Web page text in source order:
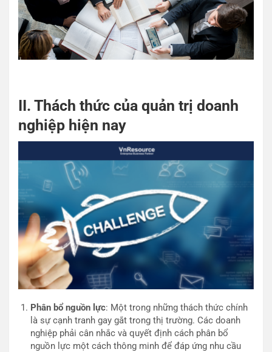
II. Thách thức của quản trị doanh
nghiệp hiện nay
Phân bổ nguồn lực: Một trong những thách thức chính
là sự cạnh tranh gay gắt trong thị trường. Các doanh
nghiệp phải cân nhắc và quyết định cách phân bổ
nguồn lực một cách thông minh để đáp ứng nhu cầu